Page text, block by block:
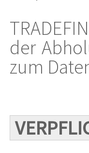
der
zum